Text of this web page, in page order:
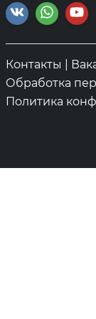
Контакты
Обработка
Политика